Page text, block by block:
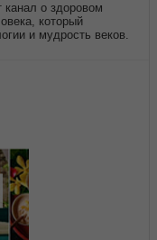
о здоровом
который
и мудрость веков.